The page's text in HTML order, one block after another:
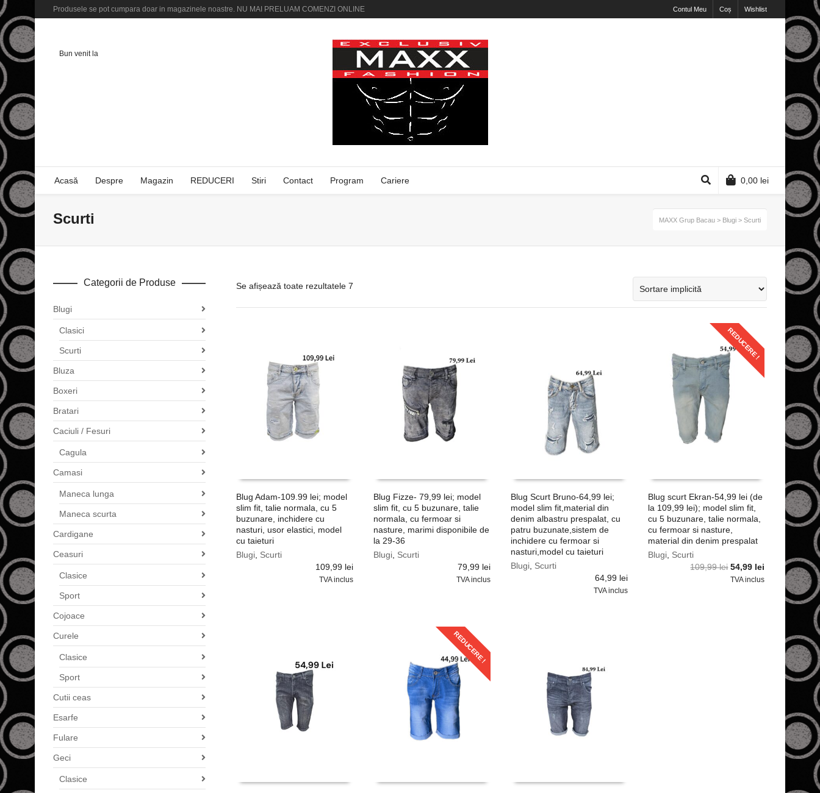
Produsele se pot cumpara doar in magazinele noastre. NU MAI PRELUAM COMENZI ONLINE Contul Meu Coș Wishlist
Bun venit la
Acasă Despre Magazin REDUCERI Stiri Contact Program Cariere 0,00 lei
Scurti MAXX Grup Bacau > Blugi > Scurti
Se afișează toate rezultatele 7
Blug Adam-109.99 lei; model
slim fit, talie normala, cu 5
buzunare, inchidere cu
nasturi, usor elastici, model
cu taieturi
Blugi Scurti
109,99 lei
TVA inclus
Blug Fizze- 79,99 lei; model
slim fit, cu 5 buzunare, talie
normala, cu fermoar si
nasture, marimi disponibile de
la 29-36
Blugi, Scurti
79,99 lei
TVA inclus
Blug Scurt Bruno-64,99 lei;
model slim fit,material din
denim albastru prespalat, cu
patru buzunate,sistem de
inchidere cu fermoar si
nasturi,model cu taieturi
Blugi, Scurti
64,99 lei
TVA inclus
REDUCERE !
Blug scurt Ekran-54,99 lei (de
la 109,99 lei); model slim fit,
cu 5 buzunare, talie normala,
cu fermoar si nasture,
material din denim prespalat
Blugi, Scurti
109,99lei Prețul
inițial
54,99 lei Prețul
curent
54,99 lei.
TVA inclus
REDUCERE !
Categorii de Produse
Blugi
Clasici
Scurti
Bluza
Boxeri
Bratari
Caciuli / Fesuri
Cagula
Camasi
Maneca lunga
Maneca scurta
Cardigane
Ceasuri
Clasice
Sport
Cojoace
Curele
Clasice
Sport
Cutii ceas
Esarfe
Fulare
Geci
Clasice